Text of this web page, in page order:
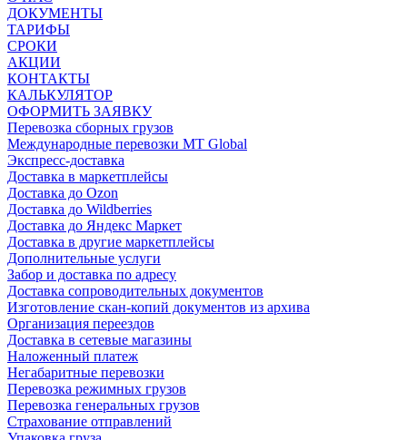
ДОКУМЕНТЫ
ТАРИФЫ
СРОКИ
АКЦИИ
КОНТАКТЫ
КАЛЬКУЛЯТОР
ОФОРМИТЬ ЗАЯВКУ
Перевозка сборных грузов
Международные перевозки MT Global
Экспресс-доставка
Доставка в маркетплейсы
Доставка до Ozon
Доставка до Wildberries
Доставка до Яндекс Маркет
Доставка в другие маркетплейсы
Дополнительные услуги
Забор и доставка по адресу
Доставка сопроводительных документов
Изготовление скан-копий документов из архива
Организация переездов
Доставка в сетевые магазины
Наложенный платеж
Негабаритные перевозки
Перевозка режимных грузов
Перевозка генеральных грузов
Страхование отправлений